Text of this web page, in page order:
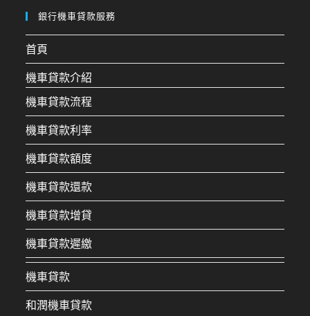
銀行機車貸款服務
首頁
機車貸款介紹
機車貸款流程
機車貸款利率
機車貸款額度
機車貸款還款
機車貸款增貸
機車貸款遲繳
機車貸款
和潤機車貸款